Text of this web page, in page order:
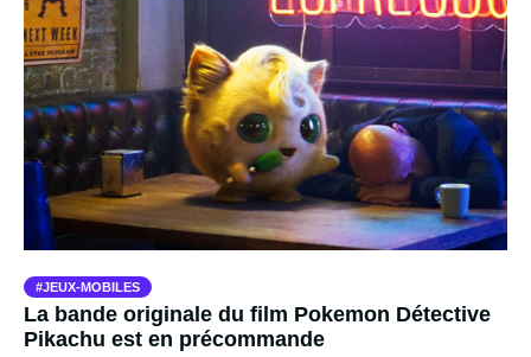
JEUX-MOBILES
La bande originale du film Pokemon Détective
Pikachu est en précommande